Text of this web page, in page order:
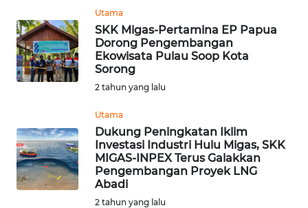
Utama
SKK Migas-Pertamina EP Papua
Dorong Pengembangan
Ekowisata Pulau Soop Kota
Sorong
2 tahun yang lalu
Utama
Dukung Peningkatan Iklim
Investasi Industri Hulu Migas, SKK
MIGAS-INPEX Terus Galakkan
Pengembangan Proyek LNG
Abadi
2 tahun yang lalu
KEPRI
WN
PAPUA
PAPUA
BARAT
WN
RIAU